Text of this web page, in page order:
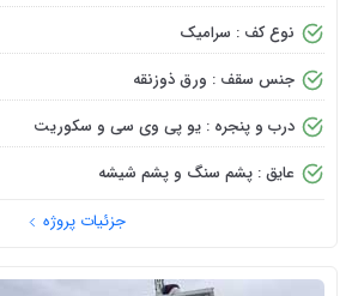
نوع کف : سرامیک
جنس سقف : ورق ذوزنقه
درب و پنجره : یو پی وی سی و سکوریت
عایق : پشم سنگ و پشم شیشه
جزئیات پروژه